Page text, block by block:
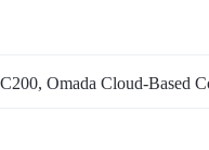
Omada Cloud-Based